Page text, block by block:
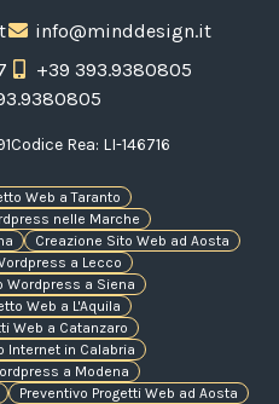
info@minddesign.it
+39 393.9380805
Codice Rea: LI-146716
Web a Taranto
nelle Marche
Creazione Sito Web ad Aosta
a Lecco
Wordpress a Siena
Web a L'Aquila
Web a Catanzaro
Internet in Calabria
a Modena
Preventivo Progetti Web ad Aosta